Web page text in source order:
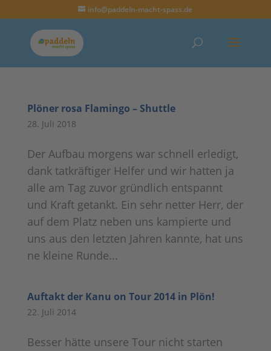
info@paddeln-macht-spass.de
Plöner rosa Flamingo – Shuttle
28. Juli 2018
Der Aufbau morgens war schnell erledigt,
dank tatkräftiger Helfer und wir hatten ja
alle am Tag zuvor gründlich entspannt
und Kraft getankt. Ein sehr netter Herr, der
auf dem Platz neben uns kampierte und
uns aus den letzten Jahren kannte, hat uns
ne kleine Runde...
Auftakt der Kanu on Tour 2014 in Plön!
22. Juli 2014
Besser hätte unsere Tour nicht starten